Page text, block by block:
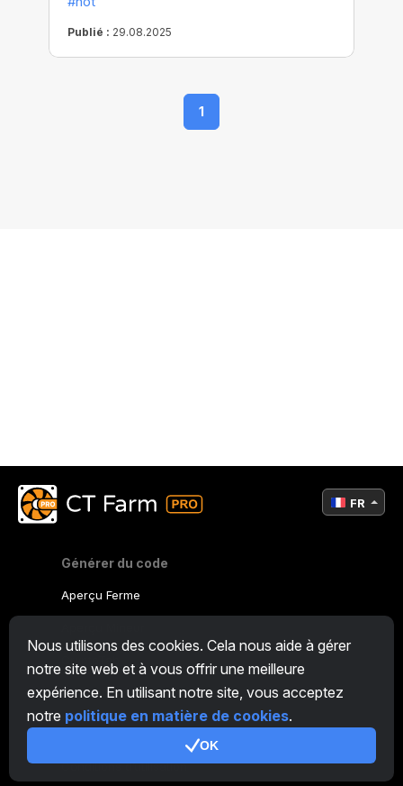
Publié : 29.08.2025
1
Nous utilisons des cookies. Cela nous aide à gérer
notre site web et à vous offrir une meilleure
expérience. En utilisant notre site, vous acceptez
notre politique en matière de cookies.
OK
Générer du code
Aperçu Ferme
CryptoTab
Programme d'Affiliation
Conditions d’utilisation
FR